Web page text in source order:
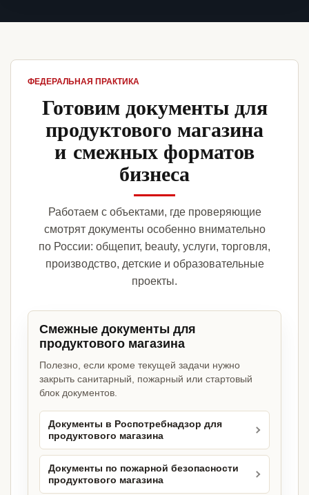
ФЕДЕРАЛЬНАЯ ПРАКТИКА
Готовим документы для
продуктового магазина
и смежных форматов
бизнеса
Работаем с объектами, где проверяющие
смотрят документы особенно внимательно
по России: общепит, beauty, услуги, торговля,
производство, детские и образовательные
проекты.
Смежные документы для
продуктового магазина
Полезно, если кроме текущей задачи нужно
закрыть санитарный, пожарный или стартовый
блок документов.
Документы в Роспотребнадзор для
продуктового магазина
Документы по пожарной безопасности
продуктового магазина